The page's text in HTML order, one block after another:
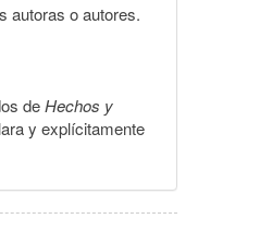
autoras o autores.
deHechos y
y explícitamente